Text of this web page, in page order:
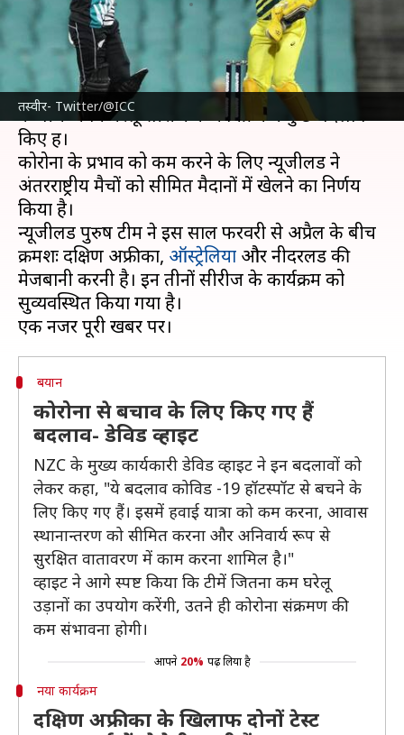
तस्वीर- Twitter/@ICC
अंकित पसबोला 03:37 pm
क्या है खबर?
न्यूजीलैंड क्रिकेटबोर्ड (NZC) ने कोरोना के बड़े रहे प्रभाव
के बीच अपने घरेलू सीरीज के कार्यक्रम में कुछ बदलाव
किए हैं।
कोरोना के प्रभाव को कम करने के लिए न्यूजीलैंड ने
अंतरराष्ट्रीय मैचों को सीमित मैदानों में खेलने का निर्णय
किया है।
न्यूजीलैंड पुरुष टीम ने इस साल फरवरी से अप्रैल के बीच
क्रमशः दक्षिण अफ्रीका, ऑस्ट्रेलिया और नीदरलैंड की
मेजबानी करनी है। इन तीनों सीरीज के कार्यक्रम को
सुव्यवस्थित किया गया है।
बयान
कोरोना से बचाव के लिए किए गए हैं
बदलाव- डेविड व्हाइट
NZC के मुख्य कार्यकारी डेविड व्हाइट ने इन बदलावों को
लेकर कहा, "ये बदलाव कोविड -19 हॉटस्पॉट से बचने के
लिए किए गए हैं। इसमें हवाई यात्रा को कम करना, आवास
स्थानान्तरण को सीमित करना और अनिवार्य रूप से
सुरक्षित वातावरण में काम करना शामिल है।"
व्हाइट ने आगे स्पष्ट किया कि टीमें जितना कम घरेलू
उड़ानों का उपयोग करेंगी, उतने ही कोरोना संक्रमण की
कम संभावना होगी।
आपने 20% पढ़ लिया है
नया कार्यक्रम
दक्षिण अफ्रीका के खिलाफ दोनों टेस्ट